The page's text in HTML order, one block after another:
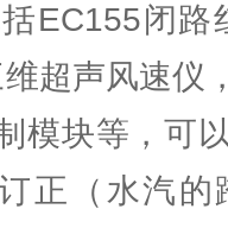
EC155闭路
超声风速仪
模块等，可
正（水汽的